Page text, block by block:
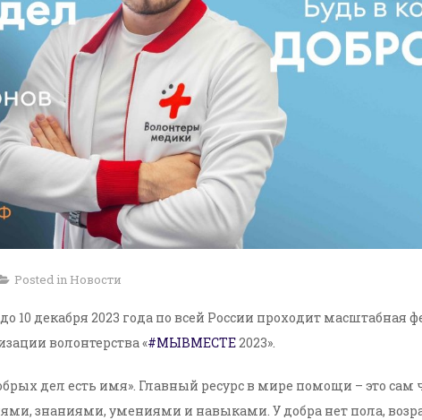
Posted in Новости
10 декабря 2023 года по всей России проходит масштабная
волонтерства «#МЫВМЕСТЕ2023».
дел есть имя». Главный ресурс в мире помощи – это сам
знаниями, умениями и навыками. У добра нет пола,